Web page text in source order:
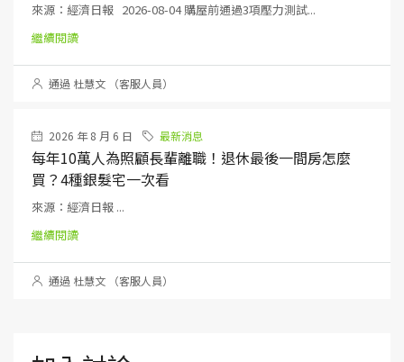
來源：經濟日報 2026-08-04 購屋前通過3項壓力測試...
繼續閱讀
通過 杜慧文 （客服人員）
2026 年 8 月 6 日 最新消息
每年10萬人為照顧長輩離職！退休最後一間房怎麼
買？4種銀髮宅一次看
來源：經濟日報 ...
繼續閱讀
通過 杜慧文 （客服人員）